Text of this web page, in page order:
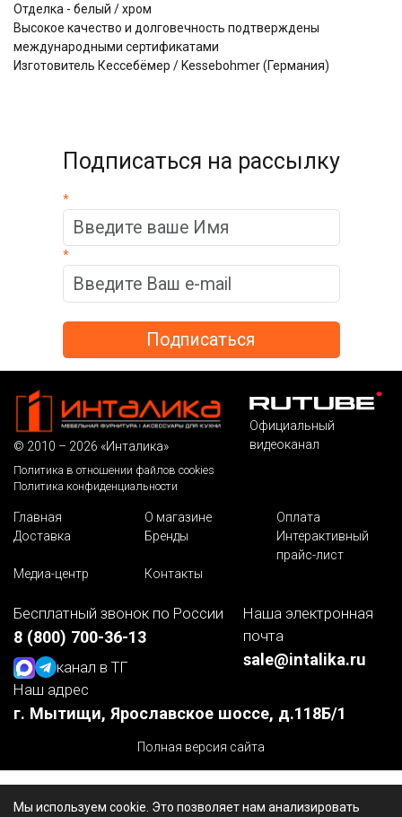
Отделка - белый / хром
Высокое качество и долговечность подтверждены
международными сертификатами
Изготовитель Кессебёмер / Kessebohmer (Германия)
Подписаться на рассылку
*
*
Мы используем cookie. Это позволяет нам анализировать
© 2010 – 2026 «Инталика»
Политика в отношении файлов cookies
Политика конфиденциальности
Официальный
видеоканал
Главная О магазине
Оплата
Доставка
Бренды
Интерактивный
прайс-лист
Медиа-центр
Контакты
Бесплатный звонок по России
8 (800) 700-36-13
канал в ТГ
Наша электронная
почта
sale@intalika.ru
Наш адрес
г. Мытищи, Ярославское шоссе, д.118Б/1
Полная версия сайта